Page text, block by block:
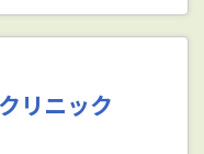
リニック